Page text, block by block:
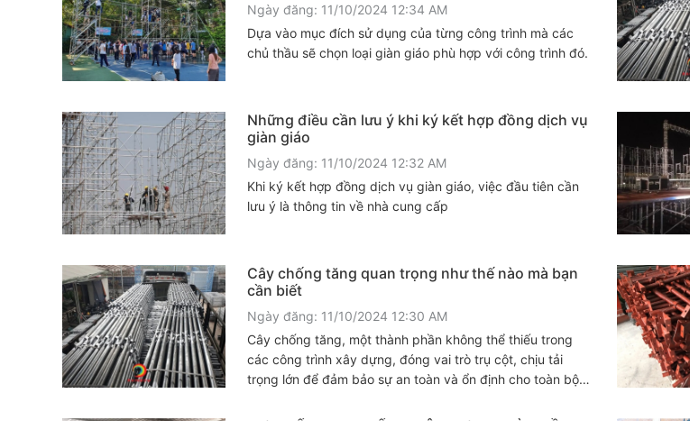
Ngày đăng: 11/10/2024 12:34 AM
Dựa vào mục đích sử dụng của từng công trình mà các
chủ thầu sẽ chọn loại giàn giáo phù hợp với công trình đó.
Những điều cần lưu ý khi ký kết hợp đồng dịch vụ
giàn giáo
Ngày đăng: 11/10/2024 12:32 AM
Khi ký kết hợp đồng dịch vụ giàn giáo, việc đầu tiên cần
lưu ý là thông tin về nhà cung cấp
Cây chống tăng quan trọng như thế nào mà bạn
cần biết
Ngày đăng: 11/10/2024 12:30 AM
Cây chống tăng, một thành phần không thể thiếu trong
các công trình xây dựng, đóng vai trò trụ cột, chịu tải
trọng lớn để đảm bảo sự an toàn và ổn định cho toàn bộ